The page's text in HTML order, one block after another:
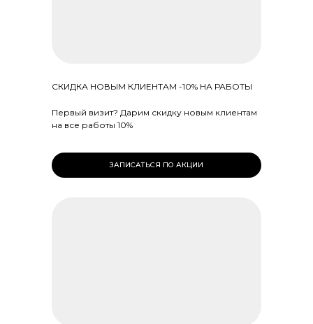
СКИДКА НОВЫМ КЛИЕНТАМ -10% НА РАБОТЫ
Первый визит? Дарим скидку новым клиентам
на все работы 10%
ЗАПИСАТЬСЯ ПО АКЦИИ